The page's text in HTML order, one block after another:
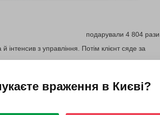
подарували 4 804 рази
з управління. Потім клієнт сяде за
для себе Подарувати
враження в Києві?